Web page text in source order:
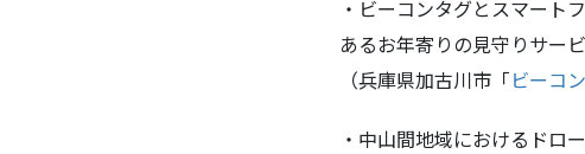
・ビーコンタグとスマート
あるお年寄りの見守りサー
（兵庫県加古川市「ビーコ
・中山間地域におけるドロ